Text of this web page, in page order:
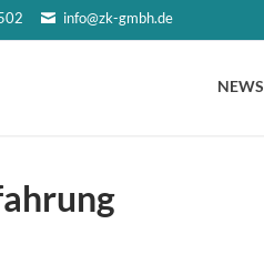
info@zk-gmbh.de
NEWS